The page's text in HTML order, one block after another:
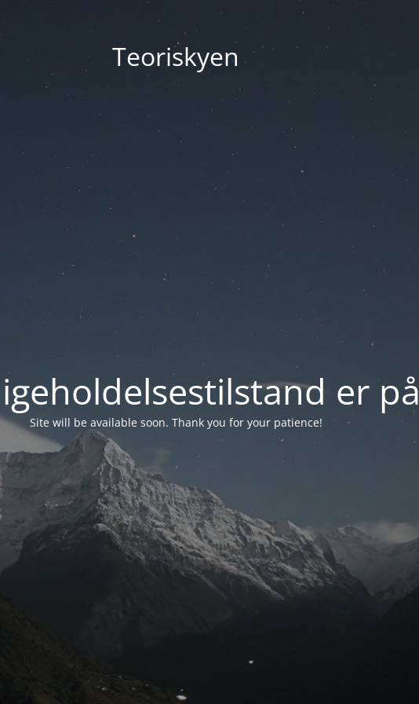
Teoriskyen
er på
Site will be available soon. Thank you for your patience!